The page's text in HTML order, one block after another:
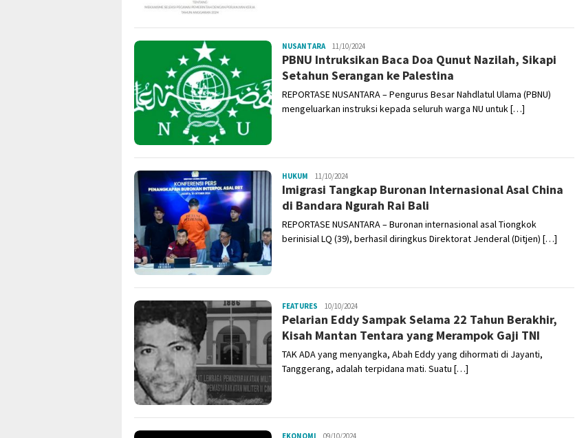
NUSANTARAAdmin
11/10/2024
PBNU Intruksikan Baca Doa Qunut Nazilah, Sikapi
Setahun Serangan ke Palestina
REPORTASE NUSANTARA – Pengurus Besar Nahdlatul Ulama (PBNU)
mengeluarkan instruksi kepada seluruh warga NU untuk […]
HUKUM Admin
11/10/2024
Imigrasi Tangkap Buronan Internasional Asal China
di Bandara Ngurah Rai Bali
REPORTASE NUSANTARA – Buronan internasional asal Tiongkok
berinisial LQ (39), berhasil diringkus Direktorat Jenderal (Ditjen) […]
FEATURES Admin
10/10/2024
Pelarian Eddy Sampak Selama 22 Tahun Berakhir,
Kisah Mantan Tentara yang Merampok Gaji TNI
TAK ADA yang menyangka, Abah Eddy yang dihormati di Jayanti,
Tanggerang, adalah terpidana mati. Suatu […]
EKONOMI Admin
09/10/2024